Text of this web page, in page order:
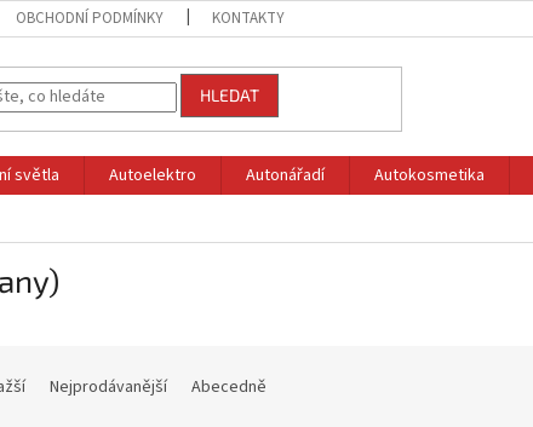
OBCHODNÍ PODMÍNKY KONTAKTY
HLEDAT
světla Autoelektro Autonářadí Autokosmetika
Nejprodávanější Abecedně